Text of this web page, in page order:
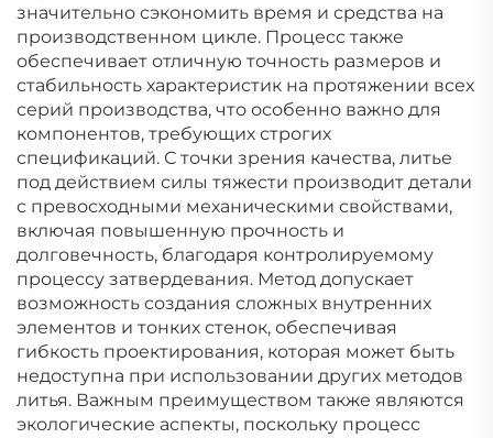
значительно сэкономить время и средства на
производственном цикле. Процесс также
обеспечивает отличную точность размеров и
стабильность характеристик на протяжении всех
серий производства, что особенно важно для
компонентов, требующих строгих
спецификаций. С точки зрения качества, литье
под действием силы тяжести производит детали
с превосходными механическими свойствами,
включая повышенную прочность и
долговечность, благодаря контролируемому
процессу затвердевания. Метод допускает
возможность создания сложных внутренних
элементов и тонких стенок, обеспечивая
гибкость проектирования, которая может быть
недоступна при использовании других методов
литья. Важным преимуществом также являются
экологические аспекты, поскольку процесс